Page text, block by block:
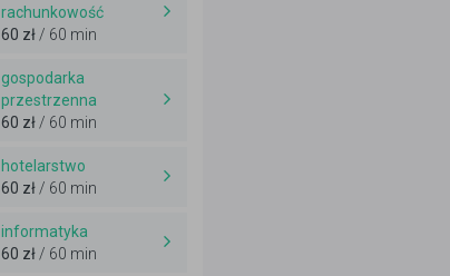
rachunkowość
60 zł / 60 min
gospodarka
przestrzenna
60 zł / 60 min
hotelarstwo
60 zł / 60 min
informatyka
60 zł / 60 min